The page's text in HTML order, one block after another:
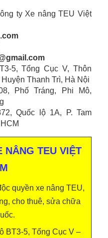
ty Xe nâng TEU Việt
5, Tổng Cục V, Thôn
Thanh Trì, Hà Nội
Phố Tráng, Phi Mô,
Quốc lộ 1A, P. Tam
NÂNG TEU VIỆT
quyền xe nâng TEU,
cho thuê, sửa chữa
BT3-5, Tổng Cục V –